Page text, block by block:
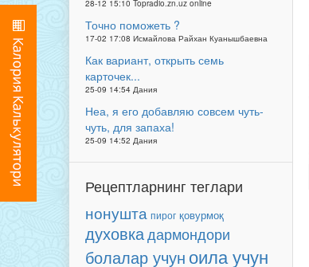
28-12 15:10 Topradio.zn.uz online
Точно поможеть ?
17-02 17:08 Исмайлова Райхан Куанышбаевна
Как вариант, открыть семь
карточек...
25-09 14:54 Дания
Неа, я его добавляю совсем чуть-
чуть, для запаха!
25-09 14:52 Дания
Рецептларнинг теглари
нонушта пирог қовурмоқ
духовкадармондори
болалар учун оила учун